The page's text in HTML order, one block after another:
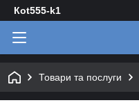
Кot555-k1
Товари та послуги